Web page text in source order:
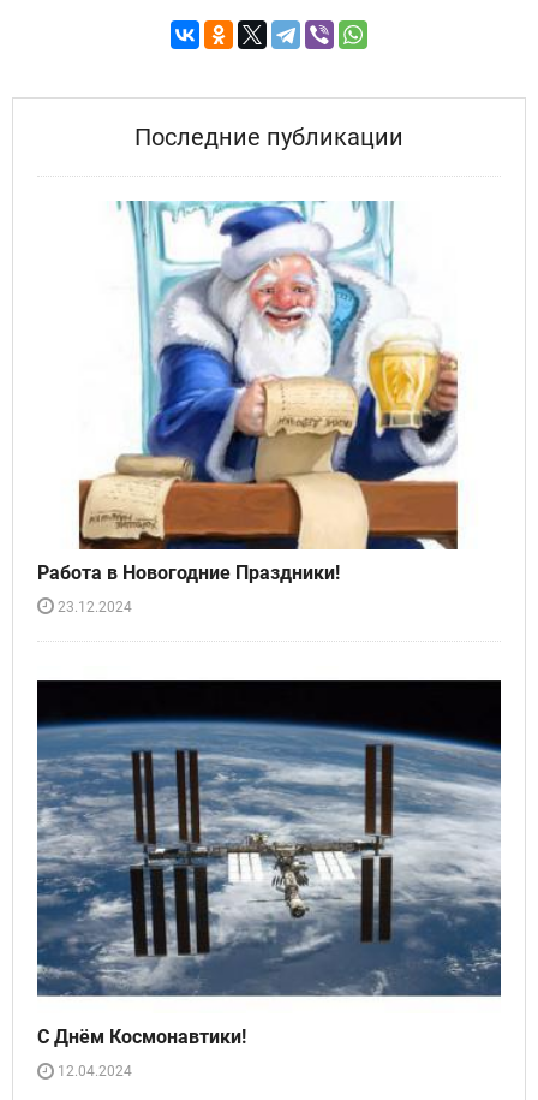
Последние публикации
Работа в Новогодние Праздники!
23.12.2024
С Днём Космонавтики!
12.04.2024